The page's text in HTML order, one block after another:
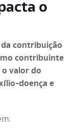
o
contribuição
contribuinte
valor do
doença e